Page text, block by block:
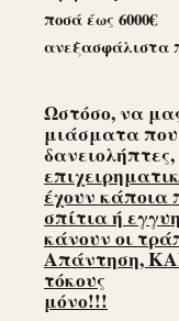
ποσά έως 6000€
Ωστόσο, να
μιάσματα που
δανειολήπτες,
έχουν κάποια
σπίτια ή
κάνουν οι
Απάντηση,
τόκους
μόνο!!!